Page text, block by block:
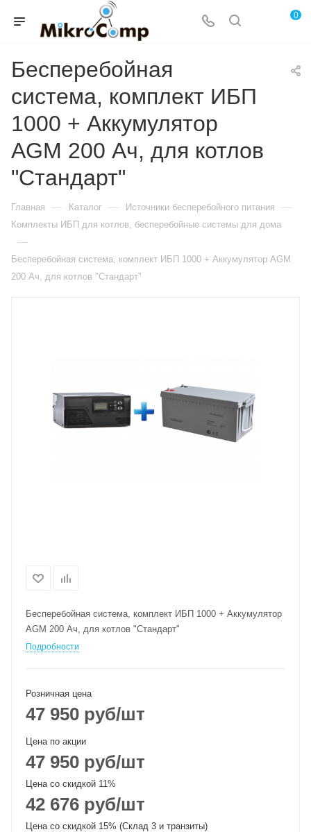
0
Бесперебойная
система, комплект ИБП
1000 + Аккумулятор
AGM 200 Ач, для котлов
"Стандарт"
Главная — Каталог — Источники бесперебойного питания —
Комплекты ИБП для котлов, бесперебойные системы для дома
—
Бесперебойная система, комплект ИБП 1000 + Аккумулятор AGM
200 Ач, для котлов "Стандарт"
Бесперебойная система, комплект ИБП 1000 + Аккумулятор
AGM 200 Ач, для котлов "Стандарт"
Подробности
Розничная цена
47 950 руб/шт
Цена по акции
47 950 руб/шт
Цена со скидкой 11%
42 676 руб/шт
Цена со скидкой 15% (Склад 3 и транзиты)